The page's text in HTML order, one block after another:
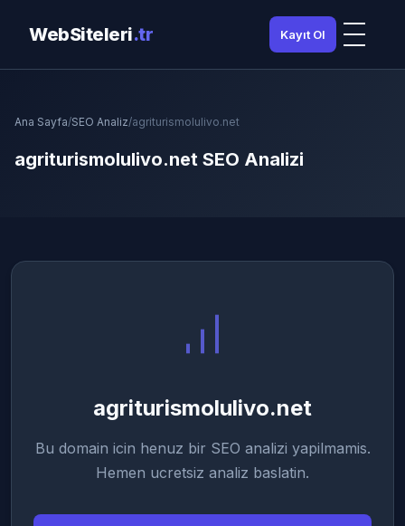
WebSiteleri.tr Kayıt Ol
Ana Sayfa/SEO Analiz/agriturismolulivo.net
agriturismolulivo.net SEO Analizi
agriturismolulivo.net
Bu domain icin henuz bir SEO analizi yapilmamis.
Hemen ucretsiz analiz baslatin.